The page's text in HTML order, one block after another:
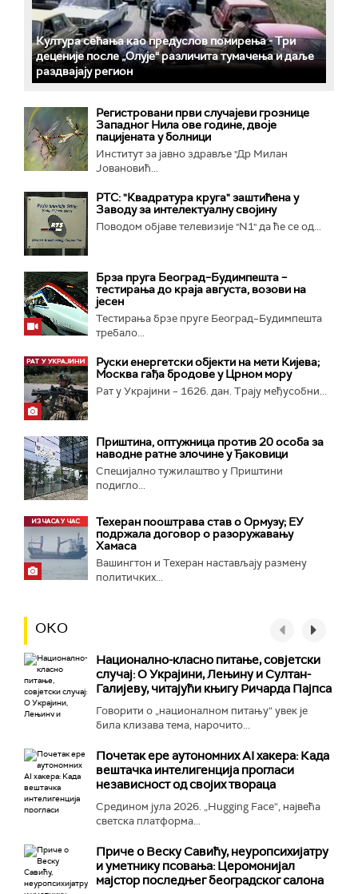
Култура сећања као предуслов помирења ­- Три
деценије после „Олује“ различита тумачења и даље
раздвајају регион
Регистровани први случајеви грознице
Западног Нила ове године, двоје
пацијената у болници
Институт за јавно здравље "Др Милан
Јовановић...
РТС: "Квадратура круга" заштићена у
Заводу за интелектуалну својину
Поводом објаве телевизије "N1" да ће се од...
Брза пруга Београд–Будимпешта –
тестирања до краја августа, возови на
јесен
Тестирања брзе пруге Београд–Будимпешта
требало...
Руски енергетски објекти на мети Кијева;
Москва гађа бродове у Црном мору
Рат у Украјини – 1626. дан. Трају међусобни...
Приштина, оптужница против 20 особа за
наводне ратне злочине у Ђаковици
Специјално тужилаштво у Приштини
подигло...
Техеран пооштрава став о Ормузу; ЕУ
подржала договор о разоружавању
Хамаса
Вашингтон и Техеран настављају размену
политичких...
ОКО
Национално-класнo питање, совјетски
случај: О Украјини, Лењину и Султан-
Галијеву, читајући књигу Ричарда Пајпса
Говорити о „националном питању“ увек је
била клизава тема, нарочито...
Почетак ере аутономних AI хакера: Када
вештачка интелигенција прогласи
независност од својих твораца
Средином јула 2026. „Hugging Face“, највећа
светска платформа...
Приче о Веску Савићу, неуропсихијатру
и уметнику псовања: Церомонијал
мајстор последњег београдског салона